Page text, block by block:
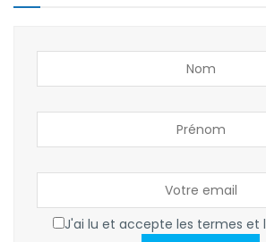
J'ai lu et accepte les termes et